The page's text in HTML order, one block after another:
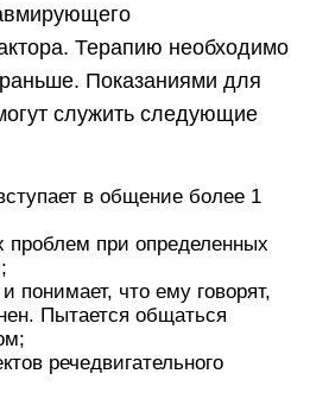
Терапию необходимо
Показаниями для
служить следующие
в общение более 1
проблем при определенных
понимает, что ему говорят,
Пытается общаться
речедвигательного